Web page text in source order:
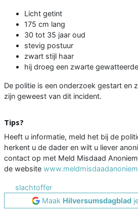
Licht getint
175 cm lang
30 tot 35 jaar oud
stevig postuur
zwart stijl haar
hij droeg een zwarte
De politie is een onderzoek gestart en
zijn geweest van dit incident.
Tips?
Heeft u informatie, meld het bij de
herkent u de dader en wilt u liever
contact op met Meld Misdaad
de website
slachtoffer
Maak Hilversumsdagblad